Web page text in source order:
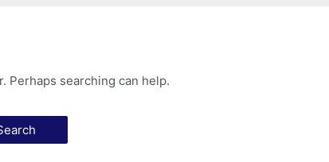
Perhaps searching can help.